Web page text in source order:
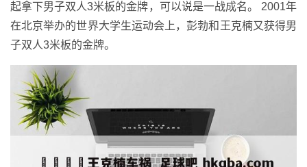
起拿下男子双人3米板的金牌，可以说是一战成名。 2001年
在北京举办的世界大学生运动会上，彭勃和王克楠又获得男
子双人3米板的金牌。